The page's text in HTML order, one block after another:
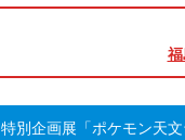
特別企画展「ポケモン天